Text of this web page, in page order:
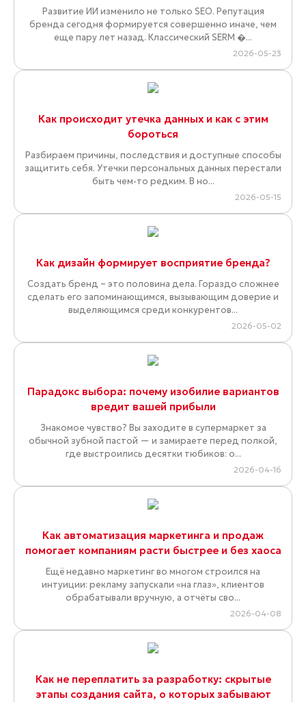
Развитие ИИ изменило не только SEO. Репутация
бренда сегодня формируется совершенно иначе, чем
еще пару лет назад. Классический SERM �...
2026-05-23
Как происходит утечка данных и как с этим
бороться
Разбираем причины, последствия и доступные способы
защитить себя. Утечки персональных данных перестали
быть чем-то редким. В но...
2026-05-15
Как дизайн формирует восприятие бренда?
Создать бренд – это половина дела. Гораздо сложнее
сделать его запоминающимся, вызывающим доверие и
выделяющимся среди конкурентов...
2026-05-02
Парадокс выбора: почему изобилие вариантов
вредит вашей прибыли
Знакомое чувство? Вы заходите в супермаркет за
обычной зубной пастой — и замираете перед полкой,
где выстроились десятки тюбиков: о...
2026-04-16
Как автоматизация маркетинга и продаж
помогает компаниям расти быстрее и без хаоса
Ещё недавно маркетинг во многом строился на
интуиции: рекламу запускали «на глаз», клиентов
обрабатывали вручную, а отчёты сво...
2026-04-08
Как не переплатить за разработку: скрытые
этапы создания сайта, о которых забывают